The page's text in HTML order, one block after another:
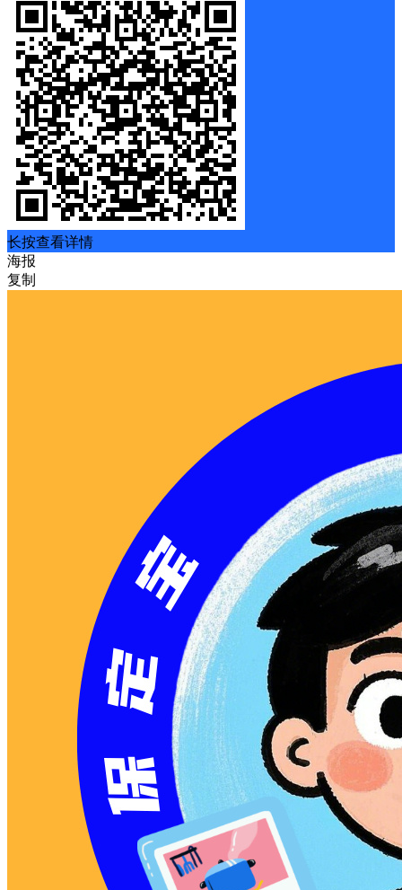
长按查看详情
海报
复制